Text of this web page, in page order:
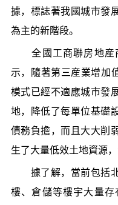
據，標誌著我國城市發
為主的新階段。
全國工商聯房地産
示，隨著第三産業增加
模式已經不適應城市發
地，降低了每單位基礎
債務負擔，而且大大削
生了大量低效土地資源
據了解，當前包括北
樓、倉儲等樓宇大量